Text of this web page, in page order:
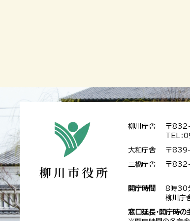
柳川庁舎
〒832-
TEL
大和庁舎 〒839-
三橋庁舎 〒
開庁時間
8時30
柳川庁
窓口延長・開庁時